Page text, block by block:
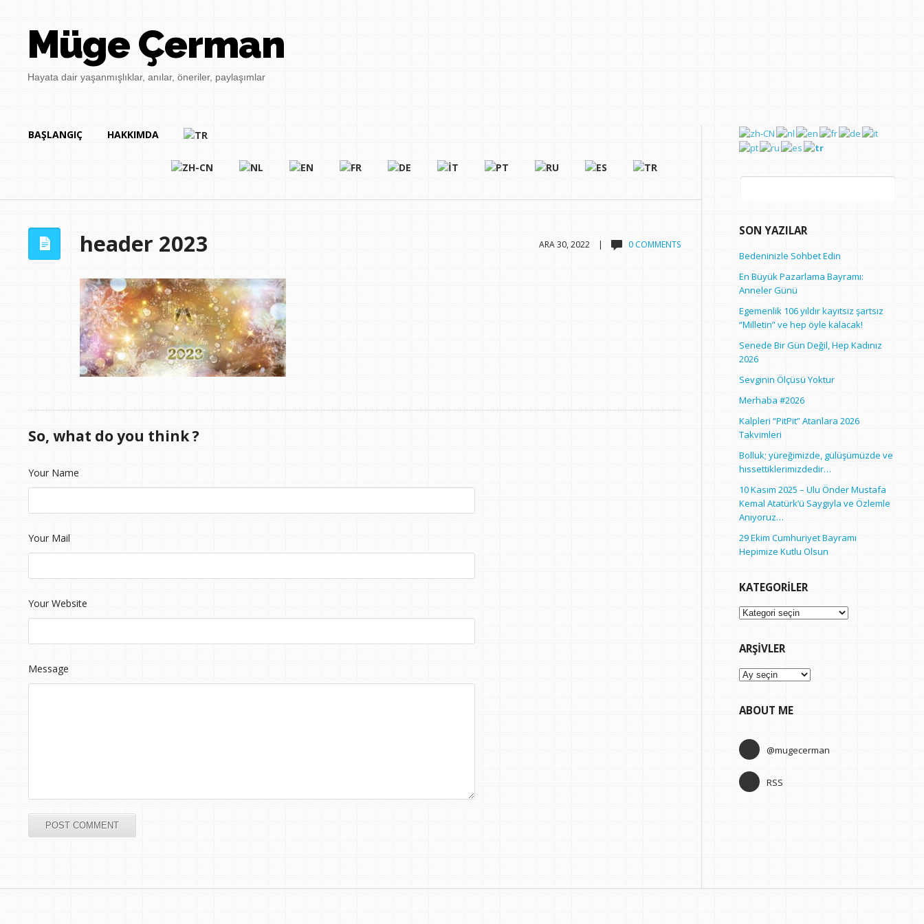
Müge Çerman
Hayata dair yaşanmışlıklar, anılar, öneriler, paylaşımlar
BAŞLANGIÇ HAKKIMDA
ARA 30, 2022 | 0 COMMENTS
header 2023
So, what do you think ?
Your Name
Your Mail
Your Website
Message
Arama:
SON YAZILAR
Bedeninizle Sohbet Edin
En Büyük Pazarlama Bayramı:
Anneler Günü
Egemenlik 106 yıldır kayıtsız şartsız
“Milletin” ve hep öyle kalacak!
Senede Bir Gün Değil, Hep Kadınız
2026
Sevginin Ölçüsü Yoktur
Merhaba #2026
Kalpleri “PitPit” Atanlara 2026
Takvimleri
Bolluk; yüreğimizde, gülüşümüzde ve
hissettiklerimizdedir…
10 Kasım 2025 – Ulu Önder Mustafa
Kemal Atatürk’ü Saygıyla ve Özlemle
Anıyoruz…
29 Ekim Cumhuriyet Bayramı
Hepimize Kutlu Olsun
KATEGORILER
Kategoriler
ARŞIVLER
Arşivler
ABOUT ME
@mugecerman
RSS